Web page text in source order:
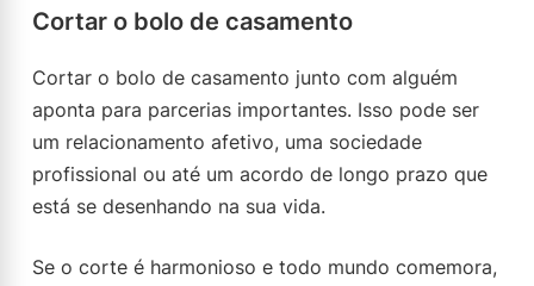
Cortar o bolo de casamento
Cortar o bolo de casamento junto com alguém
aponta para parcerias importantes. Isso pode ser
um relacionamento afetivo, uma sociedade
profissional ou até um acordo de longo prazo que
está se desenhando na sua vida.
Se o corte é harmonioso e todo mundo comemora,